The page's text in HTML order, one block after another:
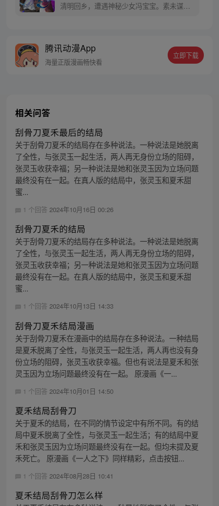
清明回乡，遭遇神秘少女冯宝宝。素未谋面
密，张楚岚的生活被彻底颠覆，与冯宝宝一
同踏上“异人”之旅。
腾讯动漫App
海量正版漫画畅快看
立即下载
相关问答
刮骨刀夏禾最后的结局
关于刮骨刀夏禾的结局存在多种说法。一种说法是她脱离
了全性，与张灵玉一起生活，两人再无身份立场的阻碍，
张灵玉收获幸福；另一种说法是她和张灵玉因为立场问题
最终没有在一起。在真人版的结局中，张灵玉和夏禾甜
蜜...
1 个回答 2024年10月16日 00:26
刮骨刀夏禾的结局
关于刮骨刀夏禾的结局存在多种说法。一种说法是她脱离
了全性，与张灵玉一起生活，两人再无身份立场的阻碍，
张灵玉收获幸福；另一种说法是她和张灵玉因为立场问题
最终没有在一起。在真人版的结局中，张灵玉和夏禾甜
蜜...
1 个回答 2024年10月13日 14:33
刮骨刀夏禾结局漫画
关于刮骨刀夏禾在漫画中的结局存在多种说法。一种结局
是夏禾脱离了全性，与张灵玉一起生活，两人再也没有身
份立场的阻碍，张灵玉收获幸福。但也有说法是夏禾和张
灵玉因为立场问题最终没有在一起。 原漫画《一...
1 个回答 2024年10月01日 14:50
夏禾结局刮骨刀
关于夏禾的结局，在不同的情节设定中有所不同。有的结
局中夏禾脱离了全性，与张灵玉一起生活；有的结局中夏
禾和张灵玉因为立场问题最终没有在一起。但均未提及夏
禾死亡。 原漫画《一人之下》同样精彩，点击按钮...
1 个回答 2024年08月28日 10:41
夏禾结局刮骨刀怎么样